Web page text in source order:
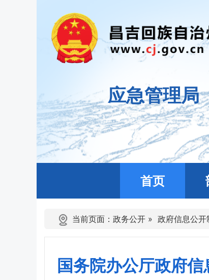
应急管理局
首页
当前页面： 政务公开 » 政府信息公开
国务院办公厅政府